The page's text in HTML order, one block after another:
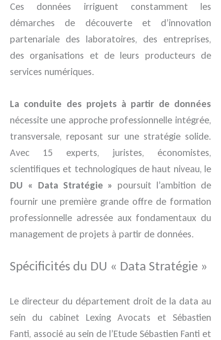
Ces données irriguent constamment les
démarches de découverte et d’innovation
partenariale des laboratoires, des entreprises,
des organisations et de leurs producteurs de
services numériques.
La conduite des projets à partir de données
nécessite une approche professionnelle intégrée,
transversale, reposant sur une stratégie solide.
Avec 15 experts, juristes, économistes,
scientifiques et technologiques de haut niveau, le
DU « Data Stratégie » poursuit l’ambition de
fournir une première grande offre de formation
professionnelle adressée aux fondamentaux du
management de projets à partir de données.
Spécificités du DU « Data Stratégie »
Le directeur du département droit de la data au
sein du cabinet Lexing Avocats et Sébastien
Fanti, associé au sein de l’Etude Sébastien Fanti et